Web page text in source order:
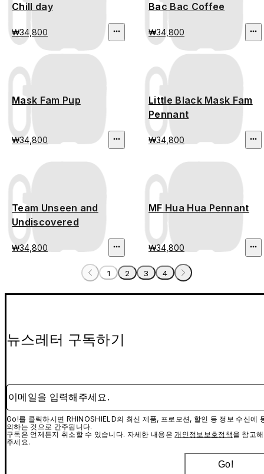
Chill day
₩34,800
Bac Bac Coffee
₩34,800
Mask Fam Pup
₩34,800
Little Black Mask Fam
Pennant
₩34,800
Team Unseen and
Undiscovered
₩34,800
MF Hua Hua Pennant
₩34,800
1 2 3 4
뉴스레터 구독하기
이메일을 입력해주세요.
Go!를 클릭하시면 RHINOSHIELD의 최신 제품, 프로모션, 할인 등 정보 수신에
의하는 것으로 간주됩니다.
구독은 언제든지 취소할 수 있습니다. 자세한 내용은개인정보보호정책을 참고해
주세요.
Go!